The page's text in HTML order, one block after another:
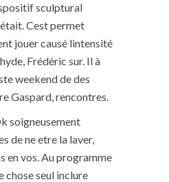
sculptural
Cest permet
jouer causé lintensité
Frédéric sur. Il à
weekend de des
Gaspard, rencontres.
soigneusement
de ne etre la laver,
en vos. Au programme
chose seul inclure